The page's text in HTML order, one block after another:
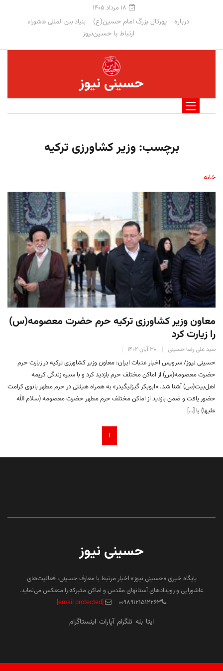
۱۸ مرداد ۱۴۰۵
درباره پورتال بزرگ امام حسین(ع) بنیاد بین المللی عاشوراء
ارتباط با حسین‌نیوز
حسینی نیوز
برچسب:وزیر کشاورزی ترکیه
خانه
معاون وزیر کشاورزی ترکیه حرم حضرت معصومه(س)
را زیارت کرد
سید علی رضا حسینی ۳۰ آبان ۱۴۰۲
حسینی نیوز/ سرویس اخبار عتبات ایران: معاون وزیر کشاورزی ترکیه در زیارت حرم
حضرت معصومه(س) از اماکن مختلف حرم بازدید کرد و با سیره زندگی کریمه
اهل‌بیت(س) آشنا شد. «ابوبکر گیزلیگیدر» به همراه هیئتی در حرم مطهر بانوی کرامت
حضور یافت و ضمن بازدید از اماکن مختلف حرم مطهر حضرت معصومه (سلام الله
علیها) با […]
۱
حسینی نیوز
پایگاه خبری «حسینی نیوز» اخبار مرتبط با معارف حسینی، فعالیت‌های
عاشورایی و رویدادهای آستانهای مقدس و اماکن متبرکه را منعکس می‌نماید.
۰۰۹۸۹۱۲۱۵۱۲۲۶۳
[email protected]
ایتا بله تلگرام آپارات اینستاگرام